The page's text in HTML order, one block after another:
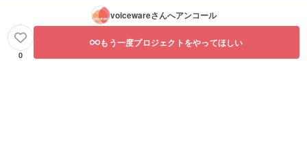
voicewareさんへアンコール
0
もう一度プロジェクトをやってほしい